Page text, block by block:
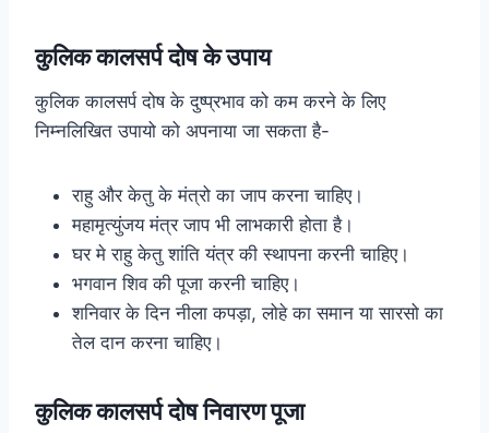
कुलिक कालसर्प दोष के उपाय
कुलिक कालसर्प दोष के दुष्प्रभाव को कम करने के लिए
निम्नलिखित उपायो को अपनाया जा सकता है-
राहु और केतु के मंत्रो का जाप करना चाहिए।
महामृत्युंजय मंत्र जाप भी लाभकारी होता है।
घर मे राहु केतु शांति यंत्र की स्थापना करनी चाहिए।
भगवान शिव की पूजा करनी चाहिए।
शनिवार के दिन नीला कपड़ा, लोहे का समान या सारसो का
तेल दान करना चाहिए।
कुलिक कालसर्प दोष निवारण पूजा